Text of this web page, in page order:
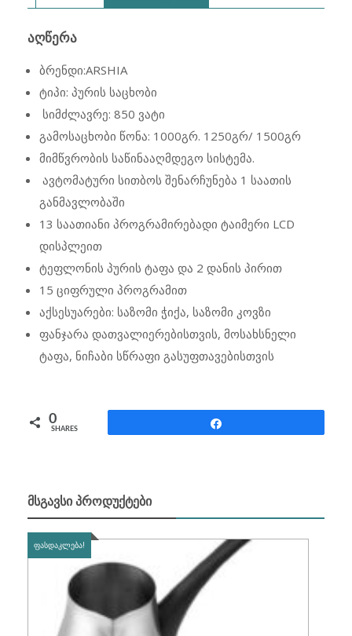
ᲐᲦᲬᲔᲠᲐ
ბრენდი:ARSHIA
ტიპი: პურის საცხობი
სიმძლავრე: 850 ვატი
გამოსაცხობი წონა: 1000გრ. 1250გრ/ 1500გრ
მიმწვრობის საწინააღმდეგო სისტემა.
ავტომატური სითბოს შენარჩუნება 1 საათის
განმავლობაში
13 საათიანი პროგრამირებადი ტაიმერი LCD
დისპლეით
ტეფლონის პურის ტაფა და 2 დანის პირით
15 ციფრული პროგრამით
აქსესუარები: საზომი ჭიქა, საზომი კოვზი
ფანჯარა დათვალიერებისთვის, მოსახსნელი
ტაფა, ნიჩაბი სწრაფი გასუფთავებისთვის
0
SHARES
ᲛᲡᲒᲐᲕᲡᲘ ᲞᲠᲝᲓᲣᲥᲢᲔᲑᲘ
ᲤᲐᲡᲓᲐᲙᲚᲔᲑᲐ!